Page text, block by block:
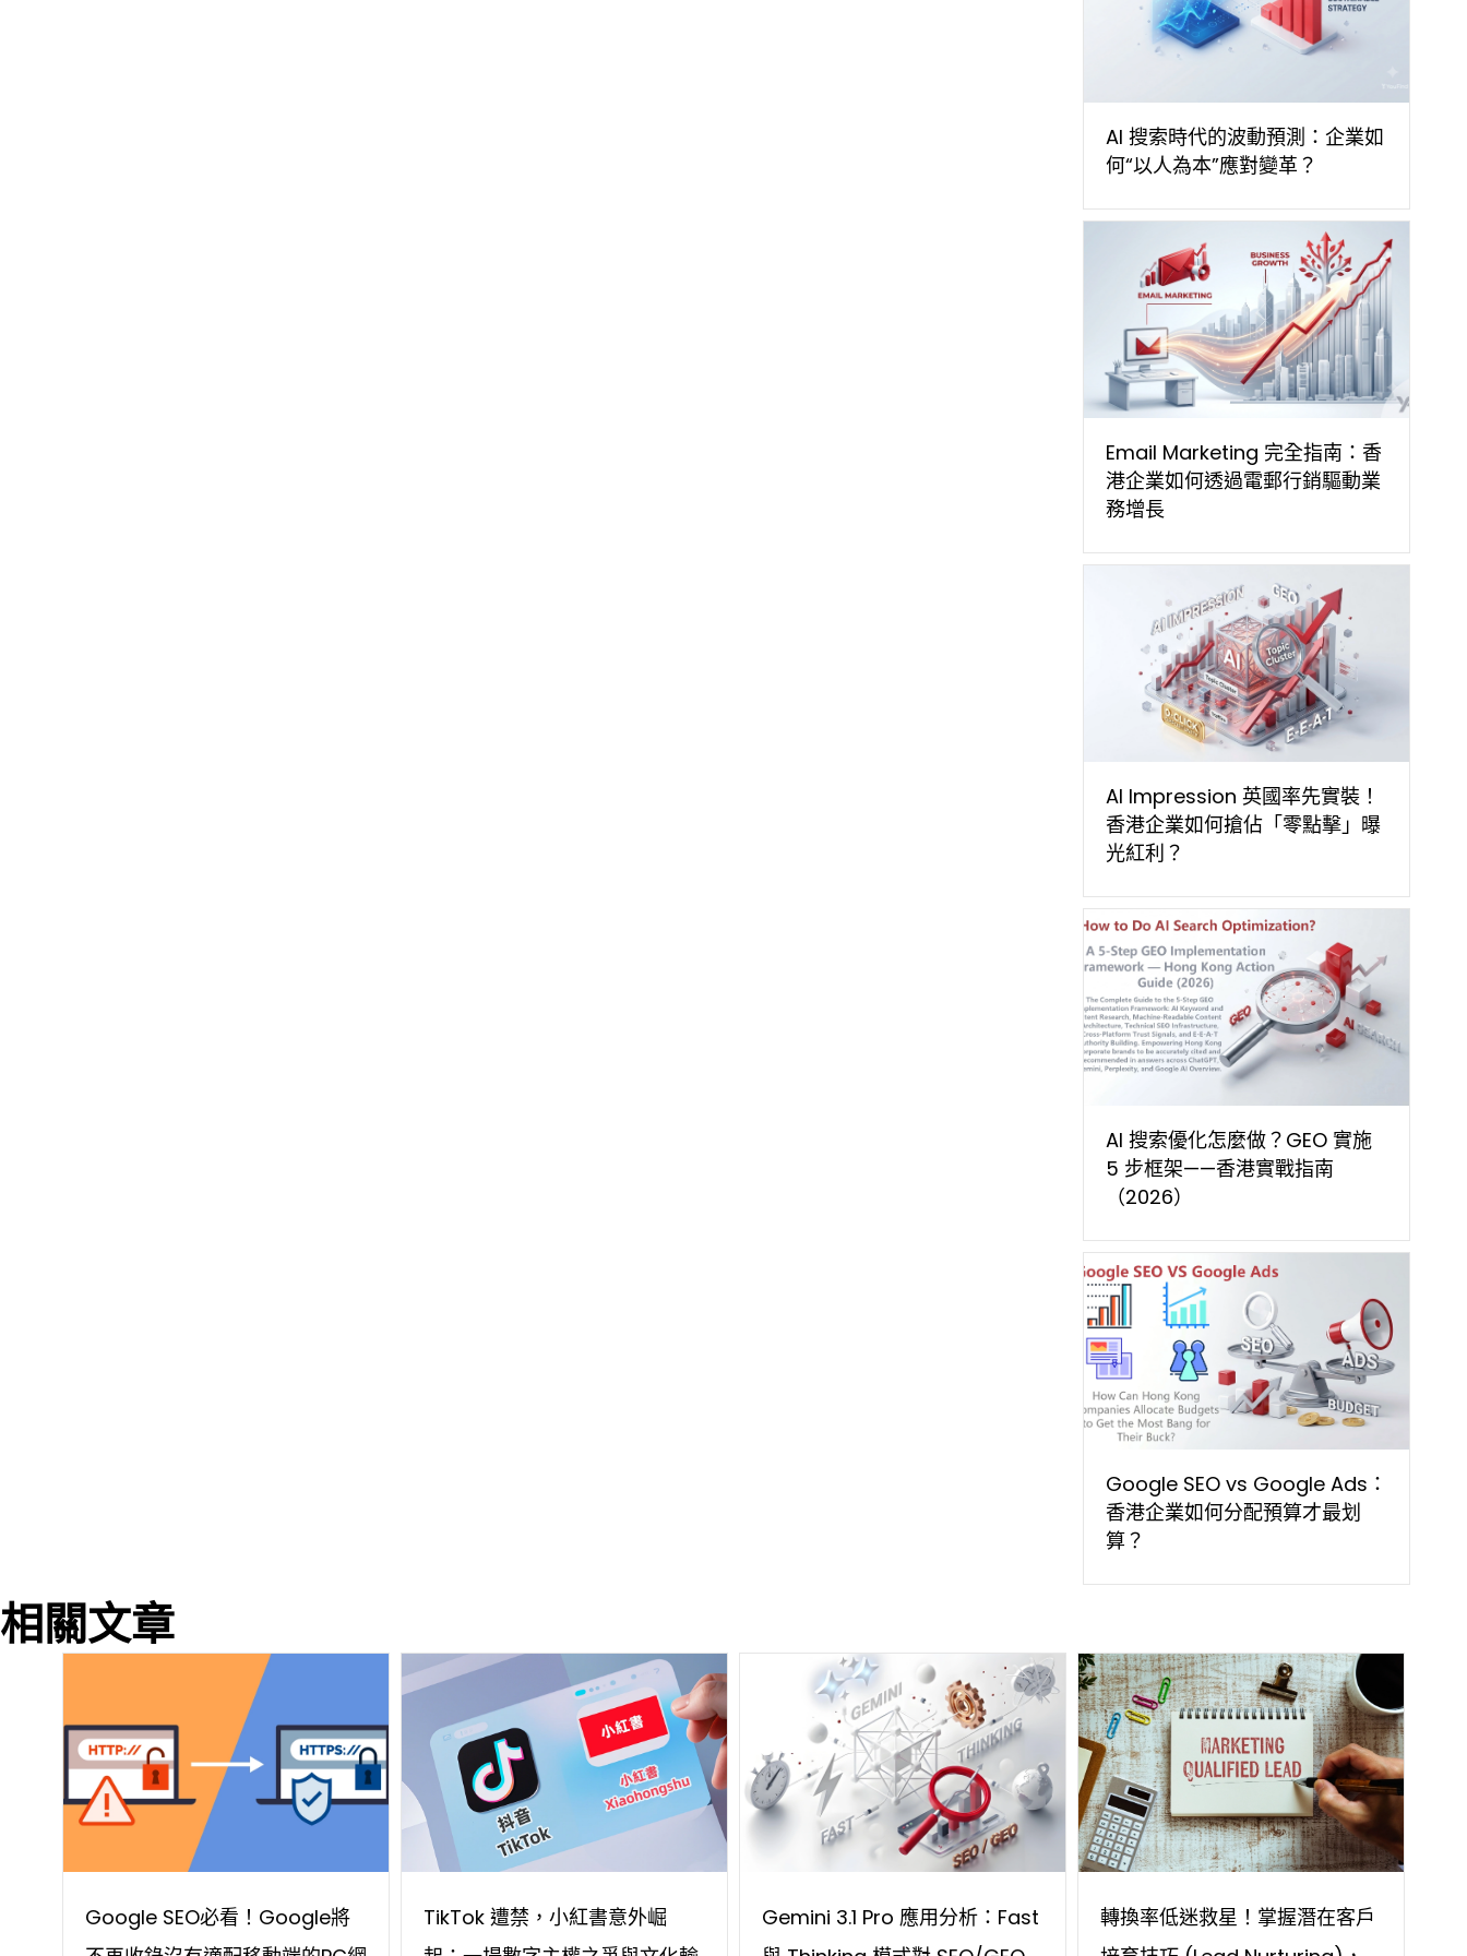
AI 搜索時代的波動預測：企業如
何“以人為本”應對變革？
Email Marketing 完全指南：香
港企業如何透過電郵行銷驅動業
務增長
AI Impression 英國率先實裝！
香港企業如何搶佔「零點擊」曝
光紅利？
AI 搜索優化怎麼做？GEO 實施
5 步框架——香港實戰指南
（2026）
Google SEO vs Google Ads：
香港企業如何分配預算才最划
算？
相關文章
Google SEO必看！Google將
TikTok 遭禁，小紅書意外崛
Gemini 3.1 Pro 應用分析：Fast
轉換率低迷救星！掌握潛在客戶